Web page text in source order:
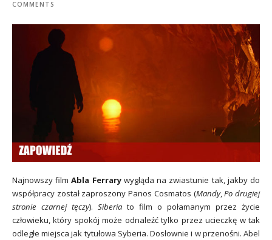
COMMENTS
Najnowszy filmAbla Ferrarywygląda na zwiastunie tak, jakby do
współpracy został zaproszony Panos Cosmatos (Mandy,Po drugiej
stronie czarnej tęczy). Siberia to film o połamanym przez życie
człowieku, który spokój może odnaleźć tylko przez ucieczkę w tak
odległe miejsca jak tytułowa Syberia. Dosłownie i w przenośni. Abel